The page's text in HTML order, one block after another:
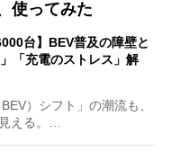
使ってみた
台】BEV普及の障壁と
「充電のストレス」解
）シフト」の潮流も、
える。…